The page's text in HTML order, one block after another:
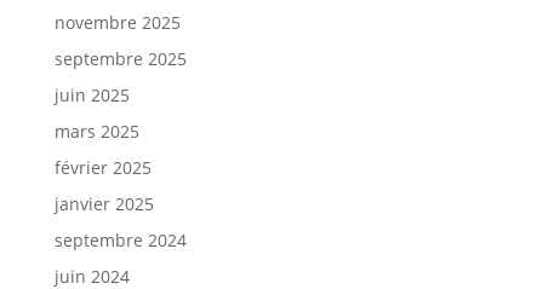
novembre 2025
septembre 2025
juin 2025
mars 2025
février 2025
janvier 2025
septembre 2024
juin 2024